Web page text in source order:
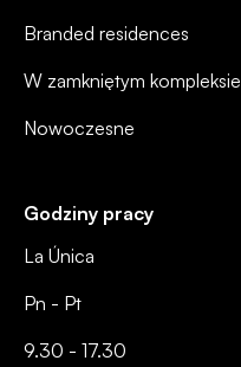
Godziny pracy
La Única
Pn - Pt
9.30 - 17.30
Branded residences
W zamkniętym kompleksie
Nowoczesne